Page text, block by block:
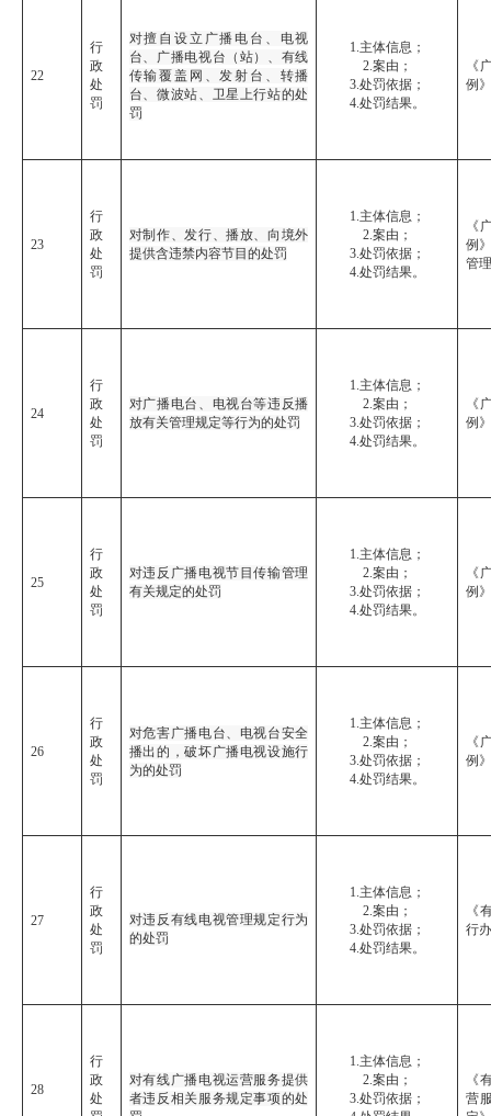
22
行
政
处
罚
对擅自设立广播电台、电视
台、广播电视台（站）、有线
传输覆盖网、发射台、转播
台、微波站、卫星上行站的处
罚
1.主体信息；
2.案由；
3.处罚依据；
4.处罚结果。
《
例》
23
行
政
处
罚
对制作、发行、播放、向境外
提供含违禁内容节目的处罚
1.主体信息；
2.案由；
3.处罚依据；
4.处罚结果。
《
例
管
24
行
政
处
罚
对广播电台、电视台等违反播
放有关管理规定等行为的处罚
1.主体信息；
2.案由；
3.处罚依据；
4.处罚结果。
《
例》
25
行
政
处
罚
对违反广播电视节目传输管理
有关规定的处罚
1.主体信息；
2.案由；
3.处罚依据；
4.处罚结果。
《
例》
26
行
政
处
罚
对危害广播电台、电视台安全
播出的，破坏广播电视设施行
为的处罚
1.主体信息；
2.案由；
3.处罚依据；
4.处罚结果。
《
例》
27
行
政
处
罚
对违反有线电视管理规定行为
的处罚
1.主体信息；
2.案由；
3.处罚依据；
4.处罚结果。
《
行
28
行
政
处
对有线广播电视运营服务提供
者违反相关服务规定事项的处
1.主体信息；
2.案由；
3.处罚依据；
《
营